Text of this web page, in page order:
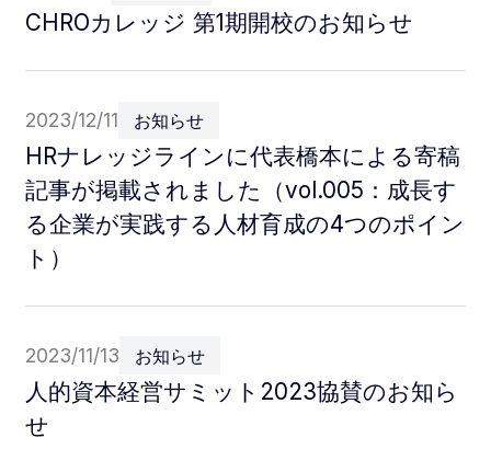
CHROカレッジ 第1期開校のお知らせ
2023/12/11 お知らせ
HRナレッジラインに代表橋本による寄稿
記事が掲載されました（vol.005：成長す
る企業が実践する人材育成の4つのポイン
ト）
2023/11/13 お知らせ
人的資本経営サミット2023協賛のお知ら
せ